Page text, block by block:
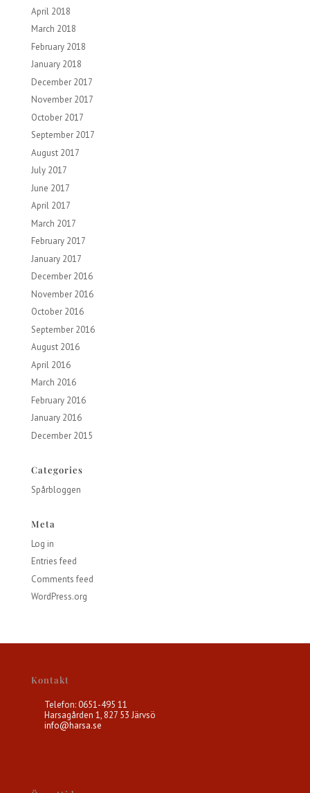
April 2018
March 2018
February 2018
January 2018
December 2017
November 2017
October 2017
September 2017
August 2017
July 2017
June 2017
April 2017
March 2017
February 2017
January 2017
December 2016
November 2016
October 2016
September 2016
August 2016
April 2016
March 2016
February 2016
January 2016
December 2015
Categories
Spårbloggen
Meta
Log in
Entries feed
Comments feed
WordPress.org
Kontakt
Telefon: 0651-495 11
Harsagården 1, 827 53 Järvsö
info@harsa.se